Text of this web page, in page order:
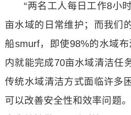
“两名工人每日工作8小
亩水域的日常维护；而我们
船smurf，即使98%的水域
内就能完成70亩水域清洁任
传统水域清洁方式面临许多
可以改善安全性和效率问题